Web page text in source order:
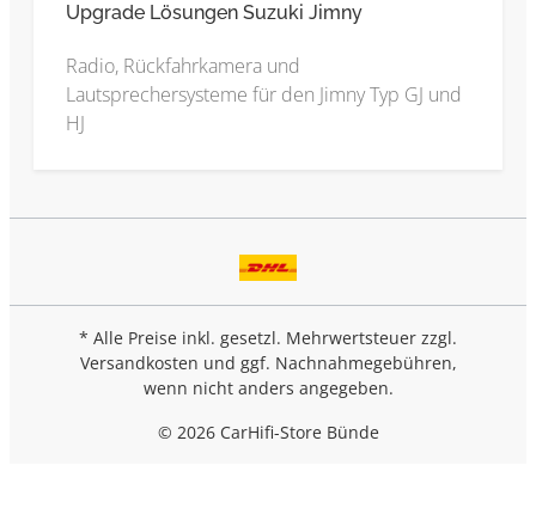
Upgrade Lösungen Suzuki Jimny
Radio, Rückfahrkamera und
Lautsprechersysteme für den Jimny Typ GJ und
HJ
* Alle Preise inkl. gesetzl. Mehrwertsteuer zzgl.
Versandkosten und ggf. Nachnahmegebühren,
wenn nicht anders angegeben.
© 2026 CarHifi-Store Bünde